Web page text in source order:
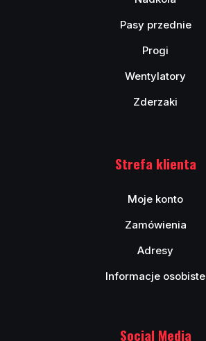
Pasy przednie
Progi
Wentylatory
Zderzaki
Strefa klienta
Moje konto
Zamówienia
Adresy
Informacje osobiste
Social Media